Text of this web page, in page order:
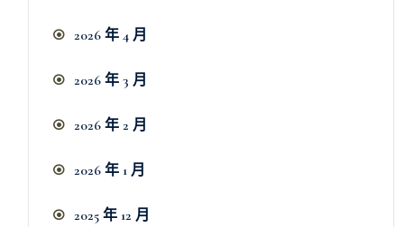
2026 年 4 月
2026 年 3 月
2026 年 2 月
2026 年 1 月
2025 年 12 月